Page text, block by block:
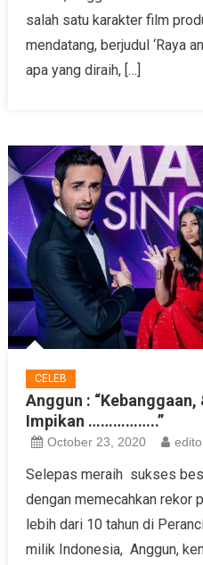
salah satu karakter film
mendatang, berjudul ‘Raya
apa yang diraih, […]
CELEB
Anggun :
Impikan ……………..”
October 23, 2020
Selepas meraih sukses
dengan memecahkan rekor
lebih dari 10 tahun di
milik Indonesia, Anggun,